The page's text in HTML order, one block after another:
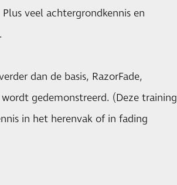
veel achtergrondkennis en
dan de basis, RazorFade,
gedemonstreerd. (Deze training
in het herenvak of in fading